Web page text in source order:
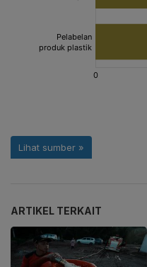
ARTIKEL TERKAIT